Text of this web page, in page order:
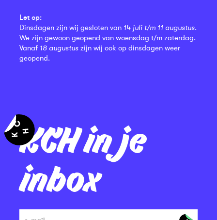
KCH in je
inbox
Let op:
Dinsdagen zijn wij gesloten van 14 juli t/m 11 augustus.
We zijn gewoon geopend van woensdag t/m zaterdag.
Vanaf 18 augustus zijn wij ook op dinsdagen weer
geopend.